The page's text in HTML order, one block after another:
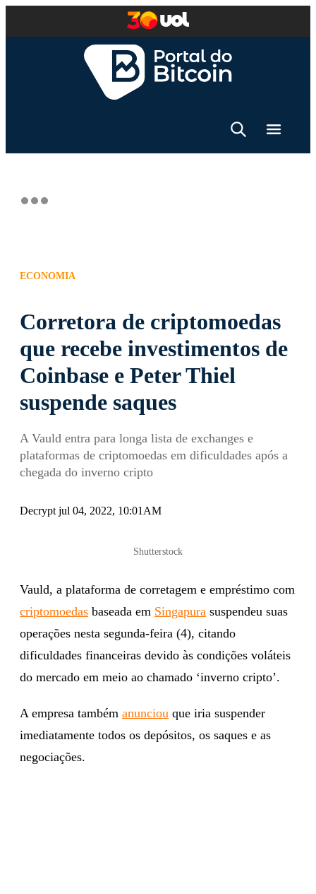
ECONOMIA
Corretora de criptomoedas
que recebe investimentos de
Coinbase e Peter Thiel
suspende saques
A Vauld entra para longa lista de exchanges e
plataformas de criptomoedas em dificuldades após a
chegada do inverno cripto
Decrypt jul 04, 2022, 10:01AM
Shutterstock
Vauld, a plataforma de corretagem e empréstimo com
criptomoedas baseada em Singapura suspendeu suas
operações nesta segunda-feira (4), citando
dificuldades financeiras devido às condições voláteis
do mercado em meio ao chamado ‘inverno cripto’.
A empresa também anunciou que iria suspender
imediatamente todos os depósitos, os saques e as
negociações.